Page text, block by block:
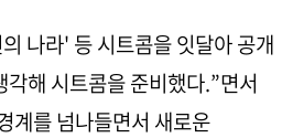
나라' 등 시트콤을 잇달아 공개
해 시트콤을 준비했다.”면서
계를 넘나들면서 새로운